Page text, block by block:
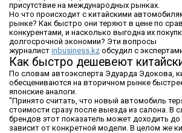
присутствие на международных рынках.
Но что происходит с китайскими
рынке? Как быстро они теряют в цене по
конкурентами, и насколько выгодна их
долгосрочной экономии? Эти вопросы
журналист inbusiness.kz обсудил с
Как быстро дешевеют
По словам автоэксперта Эдуарда Эдокова,
обесцениваются на вторичном рынке
японские аналоги.
"Принято считать, что новый автомобиль
стоимости сразу после выезда из салона. В
брендов этот показатель может доходить до
зависит от конкретной модели. В целом же